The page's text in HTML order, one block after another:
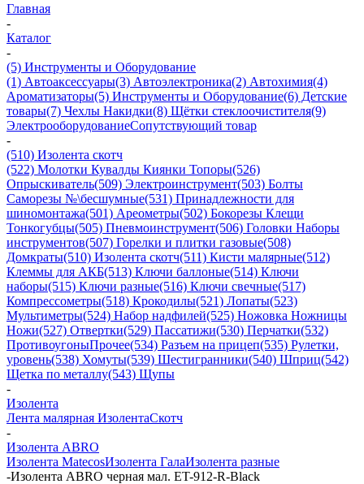
Главная
-
Каталог
-
(5) Инструменты и Оборудование
(1) Автоаксессуары(3) Автоэлектроника(2) Автохимия(4)
Ароматизаторы(5) Инструменты и Оборудование(6) Детские
товары(7) Чехлы Накидки(8) Щётки стеклоочистителя(9)
ЭлектрооборудованиеСопутствующий товар
-
(510) Изолента скотч
(522) Молотки Кувалды Киянки Топоры(526)
Опрыскиватель(509) Электроинструмент(503) Болты
Саморезы №\бесшумные(531) Принадлежности для
шиномонтажа(501) Ареометры(502) Бокорезы Клещи
Тонкогубцы(505) Пневмоинструмент(506) Головки Наборы
инструментов(507) Горелки и плитки газовые(508)
Домкраты(510) Изолента скотч(511) Кисти малярные(512)
Клеммы для АКБ(513) Ключи баллоные(514) Ключи
наборы(515) Ключи разные(516) Ключи свечные(517)
Компрессометры(518) Крокодилы(521) Лопаты(523)
Мультиметры(524) Набор надфилей(525) Ножовка Ножницы
Ножи(527) Отвертки(529) Пассатижи(530) Перчатки(532)
ПротивоугоныПрочее(534) Разъем на прицеп(535) Рулетки,
уровень(538) Хомуты(539) Шестигранники(540) Шприц(542)
Щетка по металлу(543) Щупы
-
Изолента
Лента малярная ИзолентаСкотч
-
Изолента ABRO
Изолента MatecosИзолента ГалаИзолента разные
-Изолента ABRO черная мал. ET-912-R-Black